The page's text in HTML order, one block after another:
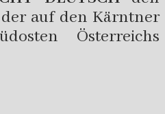
auf den Kärntner
Österreichs